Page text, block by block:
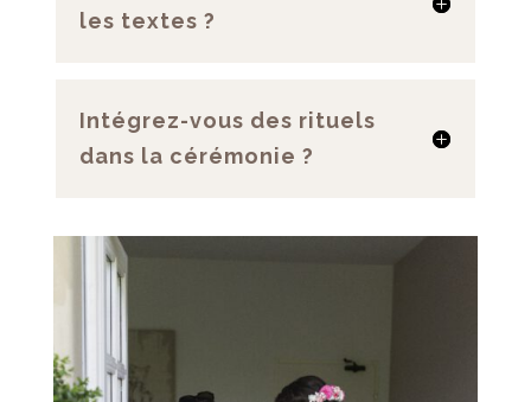
les textes ?
Intégrez-vous des rituels
dans la cérémonie ?